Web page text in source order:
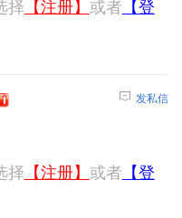
择 【注册】 或者 【登
发私信
择 【注册】 或者 【登